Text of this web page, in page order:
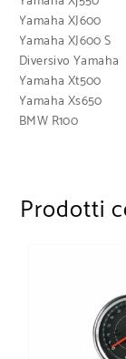
Yamaha XJ600
Yamaha XJ600 S
Diversivo Yamaha
Yamaha Xt500
Yamaha Xs650
BMW R100
Prodotti